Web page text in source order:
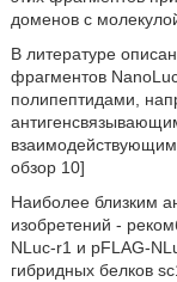
доменов с
В литературе
фрагментов
полипептидами,
обзор 10]
Наиболее близким
изобретений -
NLuc-r1 и pFLAG-
гибридных белков